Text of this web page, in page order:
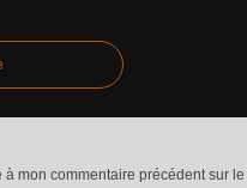
à mon commentaire précédent sur